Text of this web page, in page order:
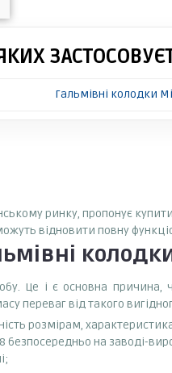
Гальмівні колодки
ринку, пропонує
відновити повну
Це і є основна
переваг від такого
розмірам,
на заводі-